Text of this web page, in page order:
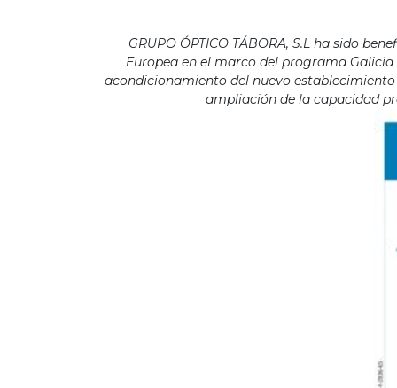
GRUPO ÓPTICO TÁBORA, S.L ha sido
Europea en el marco del programa Galicia
acondicionamiento del nuevo
ampliación de la capacidad